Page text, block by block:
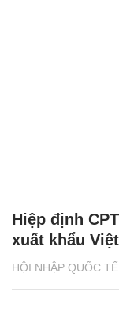
HỘI NHẬP QUỐC TẾ
Hiệp định
xuất khẩu